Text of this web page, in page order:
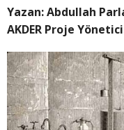
Yazan: Abdullah
AKDER Proje